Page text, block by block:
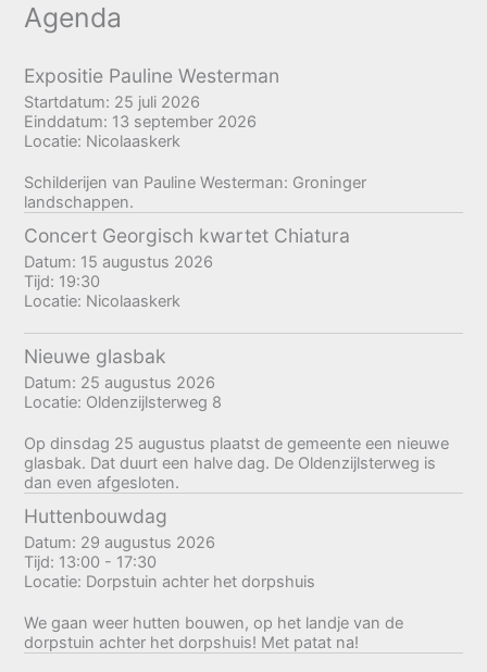
Agenda
Expositie Pauline Westerman
Startdatum: 25 juli 2026
Einddatum: 13 september 2026
Locatie: Nicolaaskerk
Schilderijen van Pauline Westerman: Groninger
landschappen.
Concert Georgisch kwartet Chiatura
Datum: 15 augustus 2026
Tijd: 19:30
Locatie: Nicolaaskerk
Nieuwe glasbak
Datum: 25 augustus 2026
Locatie: Oldenzijlsterweg 8
Op dinsdag 25 augustus plaatst de gemeente een nieuwe
glasbak. Dat duurt een halve dag. De Oldenzijlsterweg is
dan even afgesloten.
Huttenbouwdag
Datum: 29 augustus 2026
Tijd: 13:00 - 17:30
Locatie: Dorpstuin achter het dorpshuis
We gaan weer hutten bouwen, op het landje van de
dorpstuin achter het dorpshuis! Met patat na!